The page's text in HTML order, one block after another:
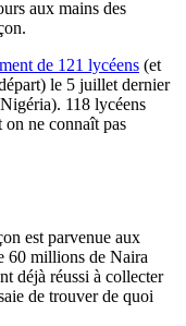
aux mains des
de 121 lycéens (et
le 5 juillet dernier
118 lycéens
on ne connaît pas
est parvenue aux
60 millions de Naira
déjà réussi à collecter
de trouver de quoi